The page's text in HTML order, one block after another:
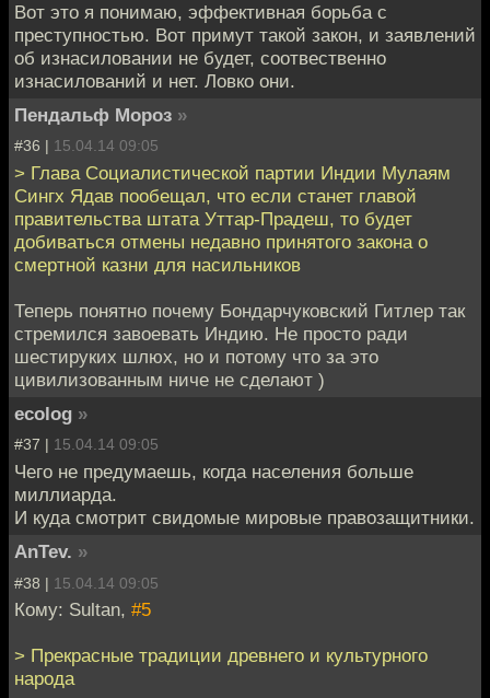
Вот это я понимаю, эффективная борьба с
преступностью. Вот примут такой закон, и заявлений
об изнасиловании не будет, соотвественно
изнасилований и нет. Ловко они.
Пендальф Мороз »
#36 | 15.04.14 09:05
> Глава Социалистической партии Индии Мулаям
Сингх Ядав пообещал, что если станет главой
правительства штата Уттар-Прадеш, то будет
добиваться отмены недавно принятого закона о
смертной казни для насильников
Теперь понятно почему Бондарчуковский Гитлер так
стремился завоевать Индию. Не просто ради
шестируких шлюх, но и потому что за это
цивилизованным ниче не сделают )
ecolog »
#37 | 15.04.14 09:05
Чего не предумаешь, когда населения больше
миллиарда.
И куда смотрит свидомые мировые правозащитники.
AnTev. »
#38 | 15.04.14 09:05
Кому: Sultan, #5
> Прекрасные традиции древнего и культурного
народа